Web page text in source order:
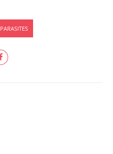
PARASITES